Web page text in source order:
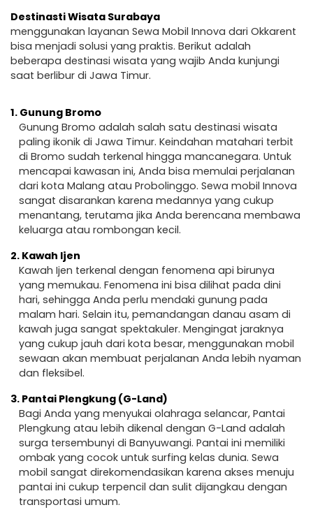
Destinasti Wisata Surabaya
menggunakan layanan Sewa Mobil Innova dari Okkarent
bisa menjadi solusi yang praktis. Berikut adalah
beberapa destinasi wisata yang wajib Anda kunjungi
saat berlibur di Jawa Timur.
1. Gunung Bromo
Gunung Bromo adalah salah satu destinasi wisata
paling ikonik di Jawa Timur. Keindahan matahari terbit
di Bromo sudah terkenal hingga mancanegara. Untuk
mencapai kawasan ini, Anda bisa memulai perjalanan
dari kota Malang atau Probolinggo. Sewa mobil Innova
sangat disarankan karena medannya yang cukup
menantang, terutama jika Anda berencana membawa
keluarga atau rombongan kecil.
2. Kawah Ijen
Kawah Ijen terkenal dengan fenomena api birunya
yang memukau. Fenomena ini bisa dilihat pada dini
hari, sehingga Anda perlu mendaki gunung pada
malam hari. Selain itu, pemandangan danau asam di
kawah juga sangat spektakuler. Mengingat jaraknya
yang cukup jauh dari kota besar, menggunakan mobil
sewaan akan membuat perjalanan Anda lebih nyaman
dan fleksibel.
3. Pantai Plengkung (G-Land)
Bagi Anda yang menyukai olahraga selancar, Pantai
Plengkung atau lebih dikenal dengan G-Land adalah
surga tersembunyi di Banyuwangi. Pantai ini memiliki
ombak yang cocok untuk surfing kelas dunia. Sewa
mobil sangat direkomendasikan karena akses menuju
pantai ini cukup terpencil dan sulit dijangkau dengan
transportasi umum.